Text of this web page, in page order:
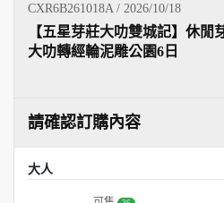
CXR6B261018A / 2026/10/18
【五星芽莊大叻雙城記】休閒
大叻轉經輪泥雕公園6日
請確認訂購內容
大人